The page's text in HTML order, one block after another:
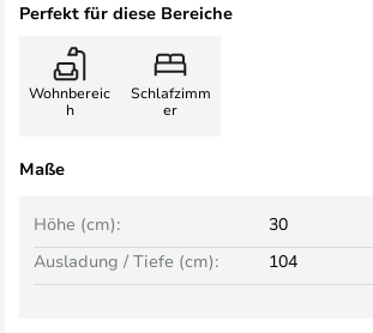
Perfekt für diese Bereiche
Wohnbereic
h
Schlafzimm
er
Maße
Höhe (cm):
30
Ausladung / Tiefe (cm):
104